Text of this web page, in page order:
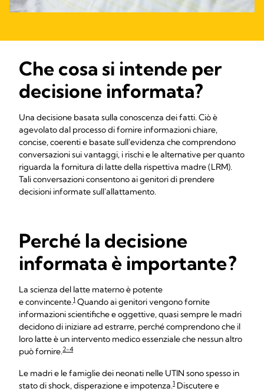
Che cosa si intende per
decisione informata?
Una decisione basata sulla conoscenza dei fatti. Ciò è
agevolato dal processo di fornire informazioni chiare,
concise, coerenti e basate sull'evidenza che comprendono
conversazioni sui vantaggi, i rischi e le alternative per quanto
riguarda la fornitura di latte della rispettiva madre (LRM).
Tali conversazioni consentono ai genitori di prendere
decisioni informate sull'allattamento.
Perché la decisione
informata è importante ?
La scienza del latte materno è potente
e convincente.1 Quando ai genitori vengono fornite
informazioni scientifiche e oggettive, quasi sempre le madri
decidono di iniziare ad estrarre, perché comprendono che il
loro latte è un intervento medico essenziale che nessun altro
può fornire.2-4
Le madri e le famiglie dei neonati nelle UTIN sono spesso in
stato di shock, disperazione e impotenza.1 Discutere e